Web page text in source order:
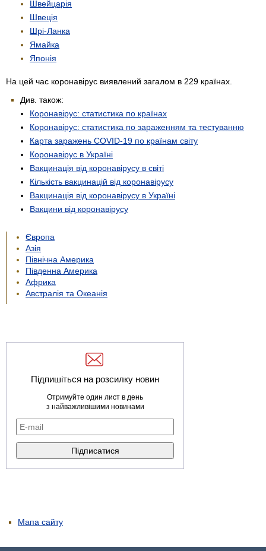
Швейцарія
Швеція
Шрі-Ланка
Ямайка
Японія
На цей час коронавірус виявлений загалом в 229 країнах.
Див. також:
Коронавірус: статистика по країнах
Коронавірус: статистика по зараженням та тестуванню
Карта заражень COVID-19 по країнам світу
Коронавірус в Україні
Вакцинація від коронавірусу в світі
Кількість вакцинацій від коронавірусу
Вакцинація від коронавірусу в Україні
Вакцини від коронавірусу
Європа
Азія
Північна Америка
Південна Америка
Африка
Австралія та Океанія
Підпишіться на розсилку новин
Отримуйте один лист в день
з найважливішими новинами
Мапа сайту